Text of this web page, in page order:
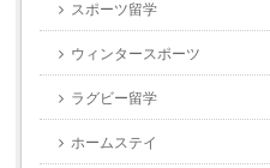
スポーツ留学
ウィンタースポーツ
ラグビー留学
ホームステイ